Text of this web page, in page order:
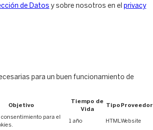
de Datos y sobre nosotros en el
privacy
para un buen funcionamiento de
Objetivo
Tiempo de
Vida
Tipo Proveedor
para el
1 año HTMLWebsite